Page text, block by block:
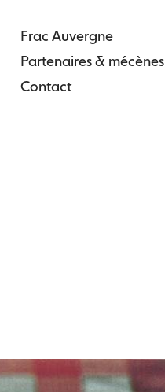
Frac Auvergne
Partenaires & mécènes
Contact